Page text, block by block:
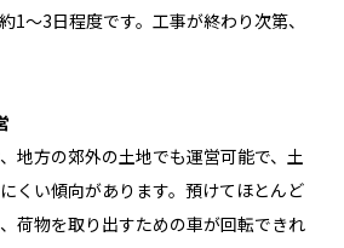
1〜3日程度です。工事が終わり次第、
地方の郊外の土地でも運営可能で、土
くい傾向があります。預けてほとんど
荷物を取り出すための車が回転できれ